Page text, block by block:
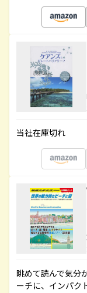
当社在庫切れ
眺めて読んで気分
ーチに、インパク